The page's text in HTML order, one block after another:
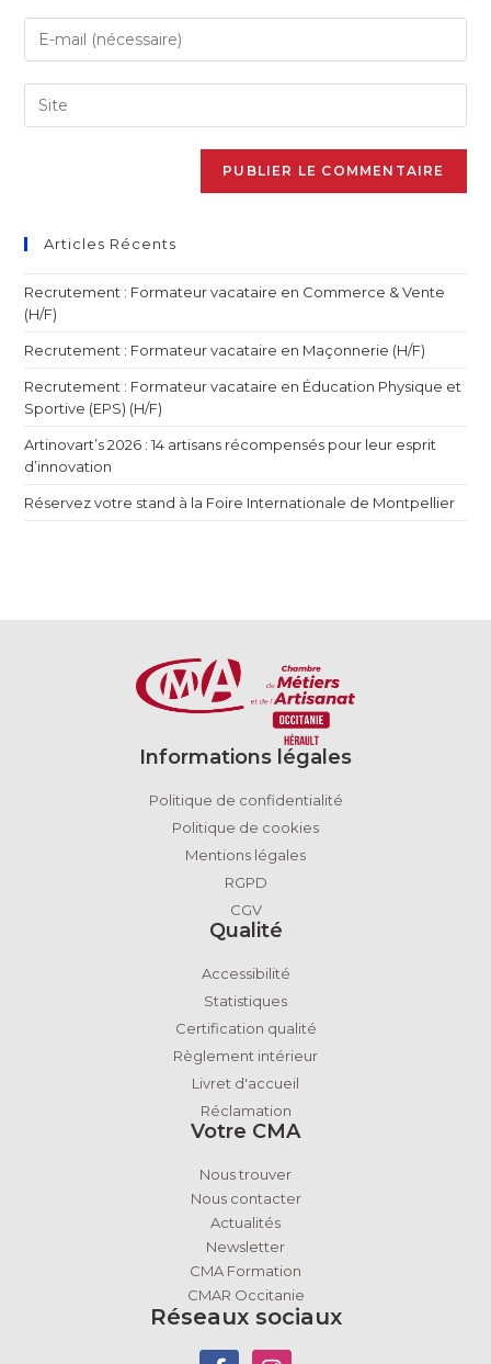
Articles Récents
Recrutement : Formateur vacataire en Commerce & Vente
(H/F)
Recrutement : Formateur vacataire en Maçonnerie (H/F)
Recrutement : Formateur vacataire en Éducation Physique et
Sportive (EPS) (H/F)
Artinovart’s 2026 : 14 artisans récompensés pour leur esprit
d’innovation
Réservez votre stand à la Foire Internationale de Montpellier
Informations légales
Politique de confidentialité
Politique de cookies
Mentions légales
RGPD
CGV
Qualité
Accessibilité
Statistiques
Certification qualité
Règlement intérieur
Livret d'accueil
Réclamation
Votre CMA
Nous trouver
Nous contacter
Actualités
Newsletter
CMA Formation
CMAR Occitanie
Réseaux sociaux